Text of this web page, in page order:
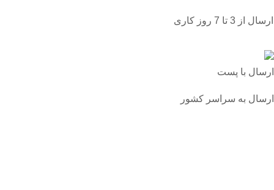
ارسال از 3 تا 7 روز کاری
ارسال با پست
ارسال به سراسر کشور